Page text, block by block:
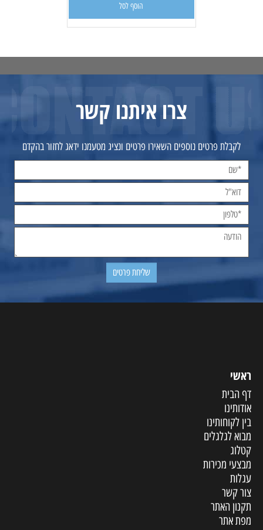
הוסף לסל
צרו איתנו קשר
לקבלת פרטים נוספים השאירו פרטים ונציג מטעמנו ידאג לחזור בהקדם
ראשי
דף הבית
אודותינו
בין לקוחותינו
מבוא לגלגלים
קטלוג
מבצעי מכירות
עגלות
צור קשר
תקנון האתר
מפת אתר